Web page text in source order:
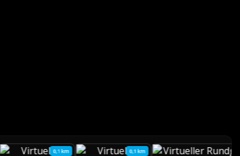
0,1 km 0,1 km